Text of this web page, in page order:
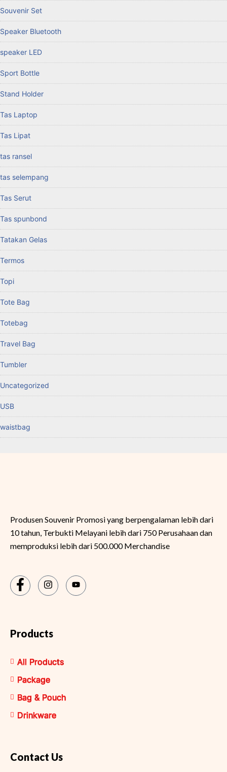
Souvenir Set
Speaker Bluetooth
speaker LED
Sport Bottle
Stand Holder
Tas Laptop
Tas Lipat
tas ransel
tas selempang
Tas Serut
Tas spunbond
Tatakan Gelas
Termos
Topi
Tote Bag
Totebag
Travel Bag
Tumbler
Uncategorized
USB
waistbag
Produsen Souvenir Promosi yang berpengalaman lebih dari
10 tahun, Terbukti Melayani lebih dari 750 Perusahaan dan
memproduksi lebih dari 500.000 Merchandise
Products
All Products
Package
Bag & Pouch
Drinkware
Contact Us